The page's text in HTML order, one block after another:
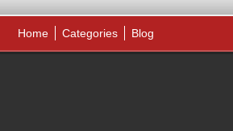
Home Categories Blog